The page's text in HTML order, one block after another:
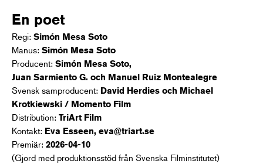
En poet
Regi: Simón Mesa Soto
Manus: Simón Mesa Soto
Producent: Simón Mesa Soto,
Juan Sarmiento G. och Manuel Ruiz Montealegre
Svensk samproducent: David Herdies och Michael
Krotkiewski / Momento Film
Distribution: TriArt Film
Kontakt: Eva Esseen, eva@triart.se
Premiär: 2026-04-10
(Gjord med produktionsstöd från Svenska Filminstitutet)